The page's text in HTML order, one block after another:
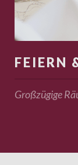
FEIERN
Großzügige